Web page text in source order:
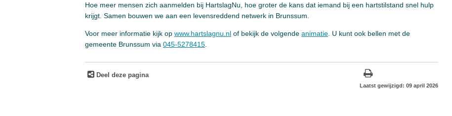
Hoe meer mensen zich aanmelden bij HartslagNu, hoe groter de kans dat iemand bij een hartstilstand snel hulp
krijgt. Samen bouwen we aan een levensreddend netwerk in Brunssum.
Voor meer informatie kijk op www.hartslagnu.nl of bekijk de volgende animatie . U kunt ook bellen met de
gemeente Brunssum via 045-5278415
Deel deze pagina
Laatst gewijzigd: 09 april 2026